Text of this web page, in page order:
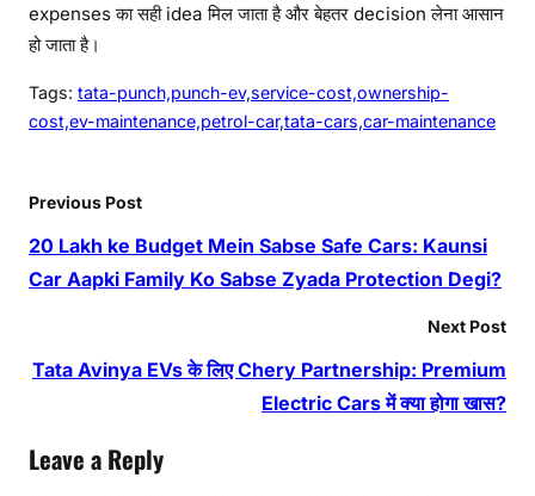
expenses का सही idea मिल जाता है और बेहतर decision लेना आसान
हो जाता है।
Tags: tata-punch,punch-ev,service-cost,ownership-
cost,ev-maintenance,petrol-car,tata-cars,car-maintenance
Previous Post
20 Lakh ke Budget Mein Sabse Safe Cars: Kaunsi
Car Aapki Family Ko Sabse Zyada Protection Degi?
Next Post
Tata Avinya EVs के लिए Chery Partnership: Premium
Electric Cars में क्या होगा खास?
Leave a Reply